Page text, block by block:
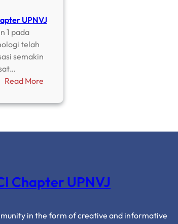
UPNVJ
1 pada
telah
semakin
Read More:
Budaya
Siber
Pertahanan
Siber
Modern
Chapter UPNVJ
in the form of creative and informative